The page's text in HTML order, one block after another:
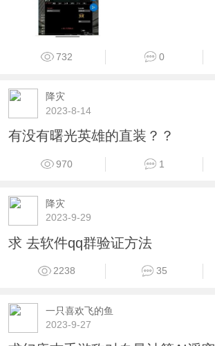
732 0
降灾
2023-8-14
有没有曙光英雄的直装？？
970 1
降灾
2023-9-29
求 去软件qq群验证方法
2238 35
一只喜欢飞的鱼
2023-9-27